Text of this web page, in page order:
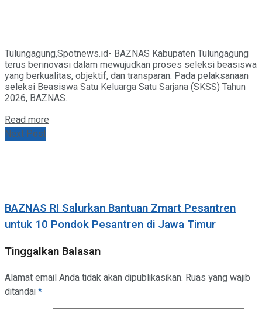
Tulungagung,Spotnews.id- BAZNAS Kabupaten Tulungagung
terus berinovasi dalam mewujudkan proses seleksi beasiswa
yang berkualitas, objektif, dan transparan. Pada pelaksanaan
seleksi Beasiswa Satu Keluarga Satu Sarjana (SKSS) Tahun
2026, BAZNAS...
Read more
Next Post
BAZNAS RI Salurkan Bantuan Zmart Pesantren
untuk 10 Pondok Pesantren di Jawa Timur
Tinggalkan Balasan
Alamat email Anda tidak akan dipublikasikan. Ruas yang wajib
ditandai*